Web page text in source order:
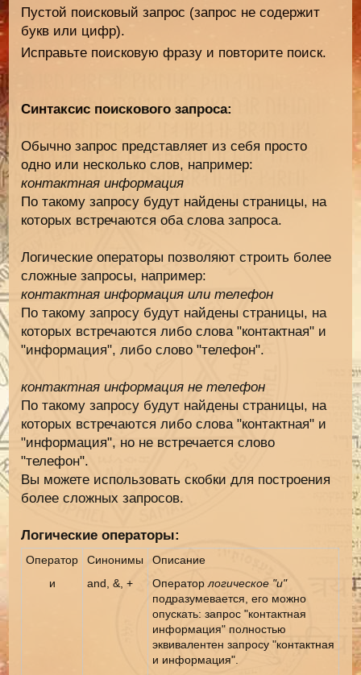
Пустой поисковый запрос (запрос не содержит
букв или цифр).
Исправьте поисковую фразу и повторите поиск.
Синтаксис поискового запроса:
Обычно запрос представляет из себя просто
одно или несколько слов, например:
контактная информация
По такому запросу будут найдены страницы, на
которых встречаются оба слова запроса.
Логические операторы позволяют строить более
сложные запросы, например:
контактная информация или телефон
По такому запросу будут найдены страницы, на
которых встречаются либо слова "контактная" и
"информация", либо слово "телефон".
контактная информация не телефон
По такому запросу будут найдены страницы, на
которых встречаются либо слова "контактная" и
"информация", но не встречается слово
"телефон".
Вы можете использовать скобки для построения
более сложных запросов.
Логические операторы:
Оператор Синонимы
Описание
и
and, &, + Операторлогическое "и"
подразумевается, его можно
опускать: запрос "контактная
информация" полностью
эквивалентен запросу "контактная
и информация".